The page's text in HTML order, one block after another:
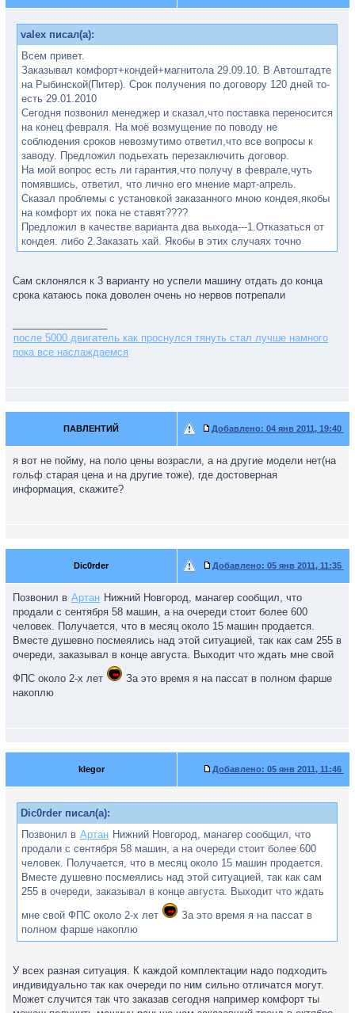
valex писал(а):
Всем привет.
Заказывал комфорт+кондей+магнитола 29.09.10. В Автоштадте
на Рыбинской(Питер). Срок получения по договору 120 дней то-
есть 29.01.2010
Сегодня позвонил менеджер и сказал,что поставка переносится
на конец февраля. На моё возмущение по поводу не
соблюдения сроков невозмутимо ответил,что все вопросы к
заводу. Предложил подьехать перезаключить договор.
На мой вопрос есть ли гарантия,что получу в феврале,чуть
помявшись, ответил, что лично его мнение март-апрель.
Сказал проблемы с установкой заказанного мною кондея,якобы
на комфорт их пока не ставят????
Предложил в качестве варианта два выхода---1.Отказаться от
кондея. либо 2.Заказать хай. Якобы в этих случаях точно
получу машину в феврале.
нравится.
Для себя рассматриваю 3 варианта.
поставят в срок.
2. Плюнуть и соглашаться на хай,зато больше уверенности,что
в срок.
А как бы кто поступил? Пишите.
Да менеджер сказал,что подоражание меня не коснётся-давно
Сам склонялся к 3 варианту но успели машину отдать до конца
срока катаюсь пока доволен очень но нервов потрепали
после 5000 двигатель как проснулся тянуть стал лучше намного
пока все наслаждаемся
ПАВЛЕНТИЙ Добавлено: 04 янв 2011, 19:40
я вот не пойму, на поло цены возрасли, а на другие модели нет(на
гольф старая цена и на другие тоже), где достоверная
информация, скажите?
Dic0rder Добавлено: 05 янв 2011, 11:35
Позвонил в Артан Нижний Новгород, манагер сообщил, что
продали с сентября 58 машин, а на очереди стоит более 600
человек. Получается, что в месяц около 15 машин продается.
Вместе душевно посмеялись над этой ситуацией, так как сам 255 в
очереди, заказывал в конце августа. Выходит что ждать мне свой
ФПС около 2-х лет
За это время я на пассат в полном фарше
накоплю
klegor Добавлено: 05 янв 2011, 11:46
Dic0rder писал(а):
Позвонил в Артан Нижний Новгород, манагер сообщил, что
продали с сентября 58 машин, а на очереди стоит более 600
человек. Получается, что в месяц около 15 машин продается.
Вместе душевно посмеялись над этой ситуацией, так как сам
255 в очереди, заказывал в конце августа. Выходит что ждать
мне свой ФПС около 2-х лет
За это время я на пассат в
полном фарше накоплю
У всех разная ситуация. К каждой комплектации надо подходить
индивидуально так как очереди по ним сильно отличатся могут.
Может случится так что заказав сегодня например комфорт ты